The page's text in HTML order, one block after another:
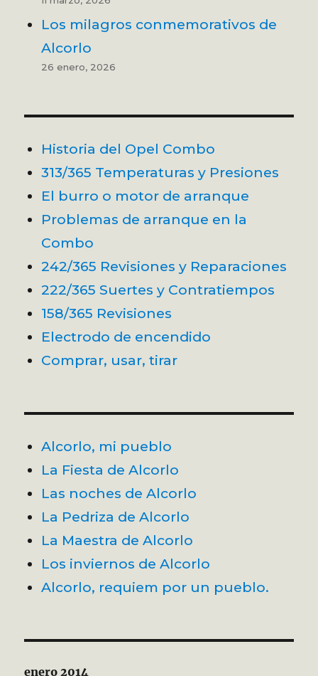
Los milagros conmemorativos de
Alcorlo
26 enero, 2026
Historia del Opel Combo
313/365 Temperaturas y Presiones
El burro o motor de arranque
Problemas de arranque en la
Combo
242/365 Revisiones y Reparaciones
222/365 Suertes y Contratiempos
158/365 Revisiones
Electrodo de encendido
Comprar, usar, tirar
Alcorlo, mi pueblo
La Fiesta de Alcorlo
Las noches de Alcorlo
La Pedriza de Alcorlo
La Maestra de Alcorlo
Los inviernos de Alcorlo
Alcorlo, requiem por un pueblo.
enero 2014